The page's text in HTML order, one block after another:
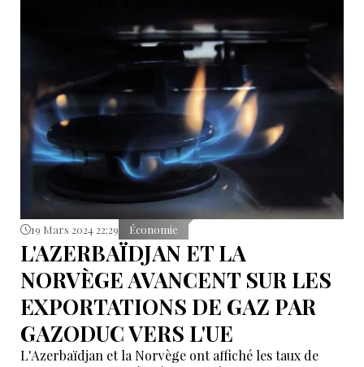
prévoient de nouvelles baisses en 2024.
19 Mars 2024 22:29 Économie
L'AZERBAÏDJAN ET LA
NORVÈGE AVANCENT SUR LES
EXPORTATIONS DE GAZ PAR
GAZODUC VERS L'UE
L'Azerbaïdjan et la Norvège ont affiché les taux de